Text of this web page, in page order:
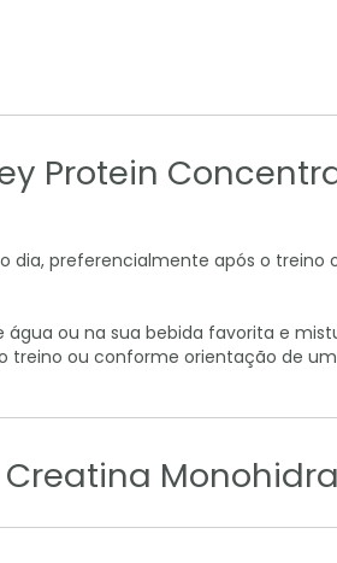
Protein
dia, preferencialmente após o
água ou na sua bebida favorita e
treino ou conforme orientação de